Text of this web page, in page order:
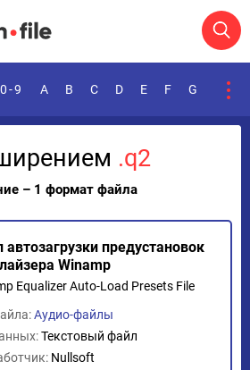
0-9 A B C D E F G
.q2
– 1 формат файла
предустановок
Winamp
Equalizer Auto-Load Presets File
Аудио-файлы
Текстовый файл
Nullsoft